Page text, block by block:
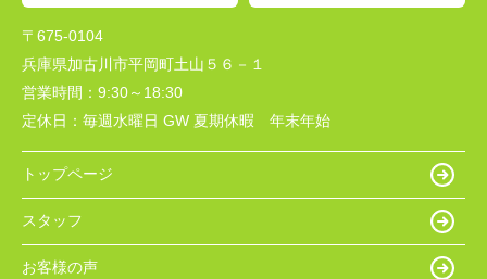
〒675-0104
兵庫県加古川市平岡町土山５６－１
営業時間： 9:30～18:30
定休日： 毎週水曜日 GW 夏期休暇 年末年始
トップページ
スタッフ
お客様の声